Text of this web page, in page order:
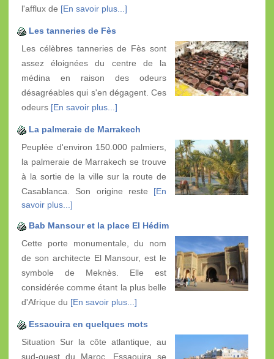
l'afflux de [En savoir plus...]
Les tanneries de Fès
Les célèbres tanneries de Fès sont
assez éloignées du centre de la
médina en raison des odeurs
désagréables qui s'en dégagent. Ces
odeurs [En savoir plus...]
La palmeraie de Marrakech
Peuplée d'environ 150.000 palmiers,
la palmeraie de Marrakech se trouve
à la sortie de la ville sur la route de
Casablanca. Son origine reste [En
savoir plus...]
Bab Mansour et la place El Hédim
Cette porte monumentale, du nom
de son architecte El Mansour, est le
symbole de Meknès. Elle est
considérée comme étant la plus belle
d'Afrique du [En savoir plus...]
Essaouira en quelques mots
Situation Sur la côte atlantique, au
sud-ouest du Maroc. Essaouira se